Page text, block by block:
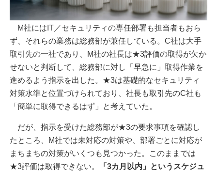
M社にはIT／セキュリティの専任部署も担当者もおら
ず、それらの業務は総務部が兼任している。C社は大手
取引先の一社であり、M社の社長は★3評価の取得が欠か
せないと判断して、総務部に対し「早急に」取得作業を
進めるよう指示を出した。★3は基礎的なセキュリティ
対策水準と位置づけられており、社長も取引先のC社も
「簡単に取得できるはず」と考えていた。
だが、指示を受けた総務部が★3の要求事項を確認し
たところ、M社では未対応の対策や、部署ごとに対応が
まちまちの対策がいくつも見つかった。このままでは
★3評価は取得できない。
「3カ月以内」というスケジュ